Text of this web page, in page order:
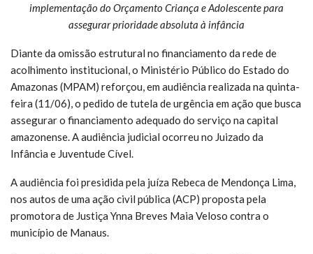
implementação do Orçamento Criança e Adolescente para
assegurar prioridade absoluta à infância
Diante da omissão estrutural no financiamento da rede de
acolhimento institucional, o Ministério Público do Estado do
Amazonas (MPAM) reforçou, em audiência realizada na quinta-
feira (11/06), o pedido de tutela de urgência em ação que busca
assegurar o financiamento adequado do serviço na capital
amazonense. A audiência judicial ocorreu no Juizado da
Infância e Juventude Cível.
A audiência foi presidida pela juíza Rebeca de Mendonça Lima,
nos autos de uma ação civil pública (ACP) proposta pela
promotora de Justiça Ynna Breves Maia Veloso contra o
município de Manaus.